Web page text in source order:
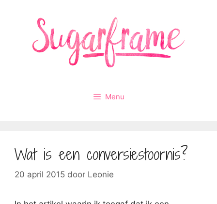
Menu
Wat is een conversiestoornis?
20 april 2015 door Leonie